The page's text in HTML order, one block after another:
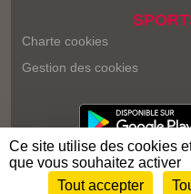
Charte cookies
Gestion des cookies
Envie de participer ?
Ce site utilise des cookies
que vous souhaitez activer
Tout accepter